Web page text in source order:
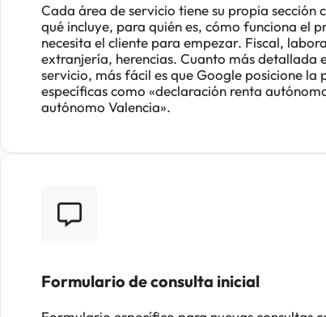
Cada área de servicio tiene su propia sección
qué incluye, para quién es, cómo funciona el
necesita el cliente para empezar. Fiscal,
extranjería, herencias. Cuanto más detallada
servicio, más fácil es que Google posicione la
específicas como «declaración renta
autónomo Valencia».
Formulario de consulta inicial